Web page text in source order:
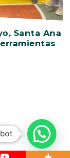
Santa Ana